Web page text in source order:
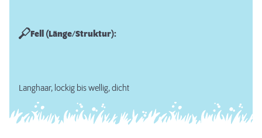
Fell (Länge/Struktur):
Langhaar, lockig bis wellig, dicht